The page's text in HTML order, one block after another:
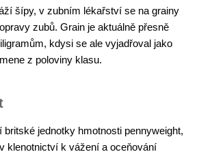
šípy, v zubním lékařství se na grainy
zubů. Grain je aktuálně přesně
kdysi se ale vyjadřoval jako
z poloviny klasu.
jednotky hmotnosti pennyweight,
klenotnictví k vážení a oceňování